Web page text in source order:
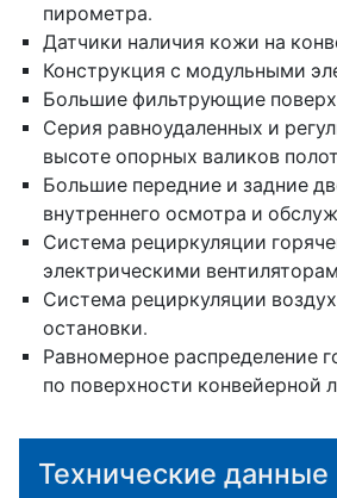
пирометра.
Датчики наличия кожи на
Конструкция с модульными
Большие фильтрующие
Серия равноудаленных и
высоте опорных валиков
Большие передние и задние
внутреннего осмотра и
Система рециркуляции
электрическими
Система рециркуляции
остановки.
Равномерное распределение
по поверхности конвейерной
Технические данные